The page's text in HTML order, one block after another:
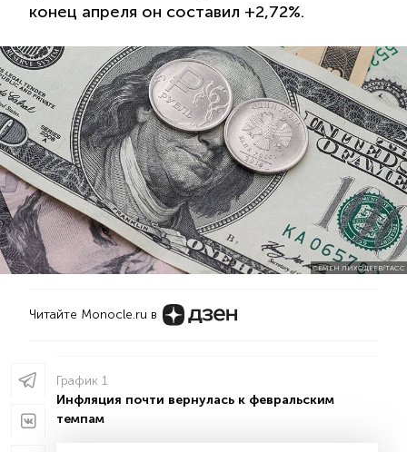
конец апреля он составил +2,72%.
СЕМЕН ЛИХОДЕЕВ/ТАСС
Читайте Monocle.ru в
График 1
Инфляция почти вернулась к февральским
темпам